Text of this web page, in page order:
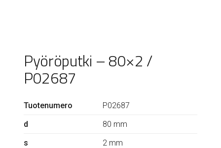
Pyöröputki – 80×2 /
P02687
Tuotenumero
P02687
d
80 mm
s
2 mm